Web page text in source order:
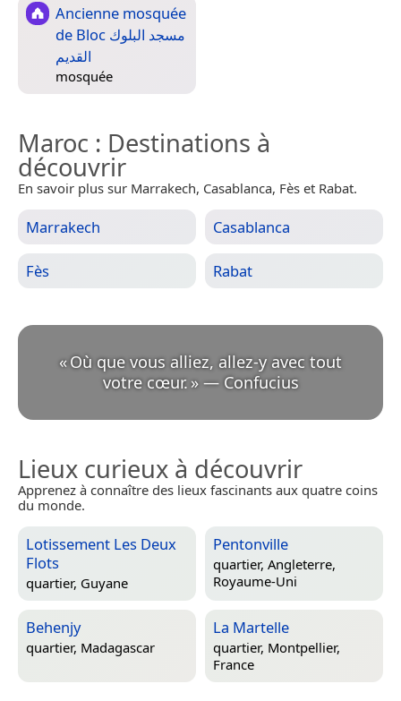
Ancienne mosquée
de Bloc مسجد البلوك
القديم
mosquée
Maroc : Destinations à
découvrir
En savoir plus sur Marrakech, Casablanca, Fès et Rabat.
Marrakech Casablanca
Fès Rabat
«Où que vous alliez, allez-y avec tout
votre cœur. » — Confucius
Lieux curieux à découvrir
Apprenez à connaître des lieux fascinants aux quatre coins
du monde.
Lotissement Les Deux
Flots
quartier, Guyane
Pentonville
quartier, Angleterre,
Royaume-Uni
Behenjy
quartier, Madagascar
La Martelle
quartier, Montpellier,
France